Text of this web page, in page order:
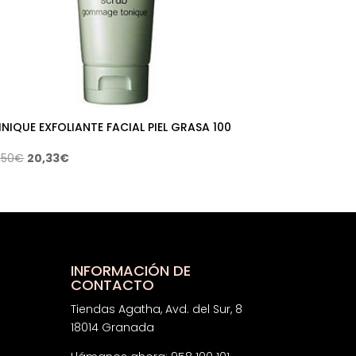
EXFOLIANTE FACIAL PIEL GRASA 100
€ El
era:
20,33€El
es:
INFORMACIÓN DE
CONTACTO
Tiendas Agatha, Avd. del Sur, 8
18014 Granada